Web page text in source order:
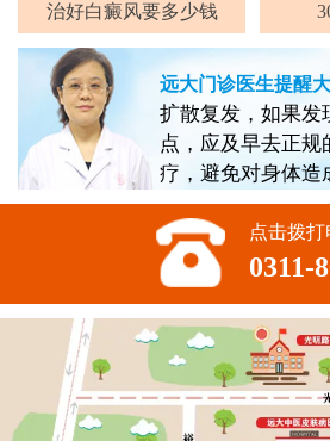
治好白癜风要多少钱
远大门诊医生提醒大
扩散复发，如果发
点，应及早去正
疗，避免对身体造
点击拨打
0311-